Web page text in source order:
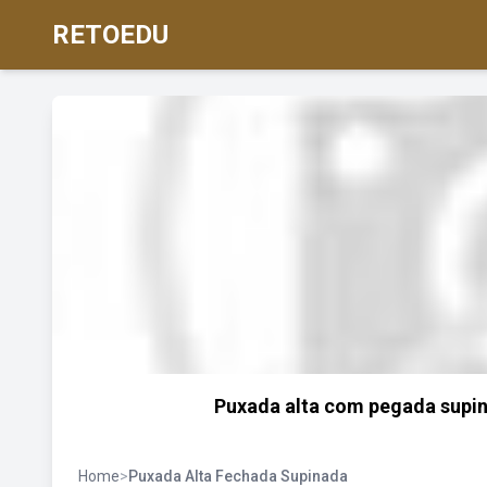
RETOEDU
Puxada alta com pegada
Home>Puxada Alta Fechada Supinada